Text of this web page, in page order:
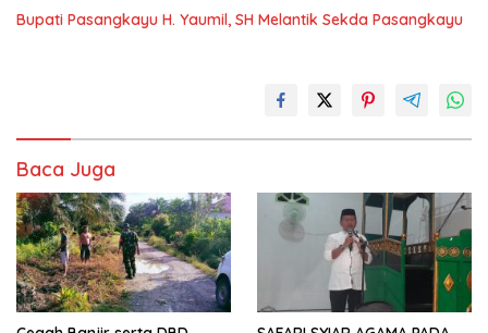
Bupati Pasangkayu H. Yaumil, SH Melantik Sekda Pasangkayu
Baca Juga